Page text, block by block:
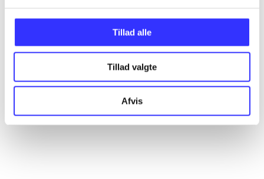
Tillad alle
Tillad valgte
Afvis
...
...
...